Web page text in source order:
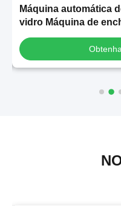
Máquina automática
vidro Máquina de
ácido hialurónico